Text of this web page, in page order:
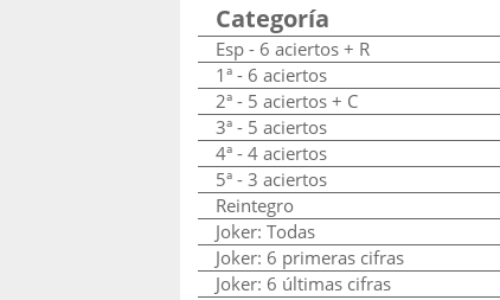
Categoría
Esp - 6 aciertos + R
1ª - 6 aciertos
2ª - 5 aciertos + C
3ª - 5 aciertos
4ª - 4 aciertos
5ª - 3 aciertos
Reintegro
Joker: Todas
Joker: 6 primeras cifras
Joker: 6 últimas cifras